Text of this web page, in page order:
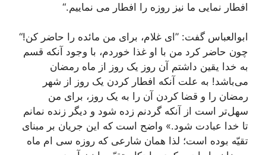
افطار نمایی ما نیز روزه را افطار می نماییم.“
ابوالعباس گفت: ”ای غلام، برای من مائده را حاضر کن!“
چون حاضر کرد من با او غذا خوردم، با وجود آنکه قسم
به خدا یقین داشتم آن روز یک روز از ماه رمضان
می‌باشد! به علت آنکه افطار کردن یک روز از شهر
رمضان را و قضا کردن آن را به یک روز، برای من
سهل‌تر است از آنکه گردنم زده شود و دیگر زنده نمانم
تا خدا عبادت شود.» واضح است که این جریان بر مبنای
تقیّه بوده است؛ لذا همان شارعی که روزه سی ام ماه